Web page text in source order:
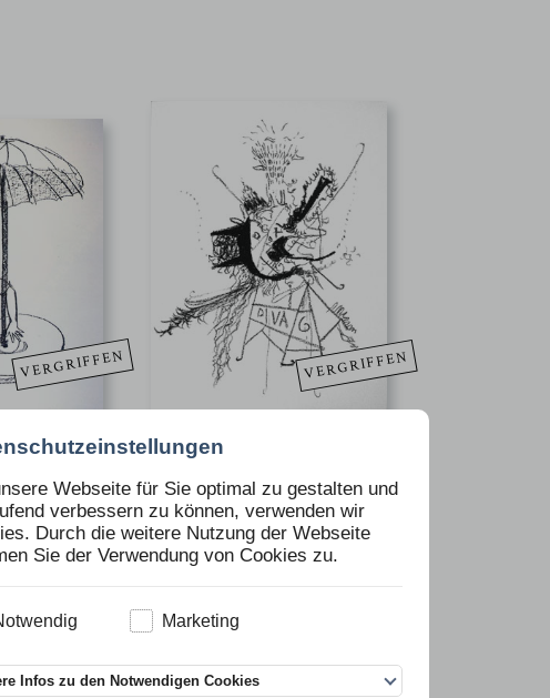
Webseite für Sie optimal zu gestalten und
verbessern zu können, verwenden wir
Durch die weitere Nutzung der Webseite
Sie der Verwendung von Cookies zu.
Marketing
Infos zu den Notwendigen Cookies
VERGRIFFEN VERGRIFFEN
MICHAEL BAUER